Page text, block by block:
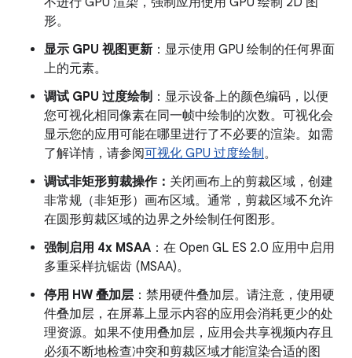
形。
显示 GPU 视图更新 ：显示使用 GPU 绘制的任何界面
上的元素。
调试 GPU 过度绘制 ：显示设备上的颜色编码，以便
您可视化相同像素在同一帧中绘制的次数。可视化会
显示您的应用可能在哪里进行了不必要的渲染。如需
了解详情，请参阅可视化 GPU 过度绘制。
调试非矩形剪裁操作： 关闭画布上的剪裁区域，创建
非常规（非矩形）画布区域。通常，剪裁区域不允许
在圆形剪裁区域的边界之外绘制任何图形。
强制启用 4x MSAA ：在 Open GL ES 2.0 应用中启用
多重采样抗锯齿 (MSAA)。
停用 HW 叠加层 ：禁用硬件叠加层。请注意，使用硬
件叠加层，在屏幕上显示内容的应用会消耗更少的处
理资源。如果不使用叠加层，应用会共享视频内存且
必须不断地检查冲突和剪裁区域才能渲染合适的图